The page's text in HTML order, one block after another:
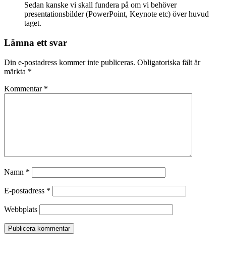
Sedan kanske vi skall fundera på om vi behöver
presentationsbilder (PowerPoint, Keynote etc) över huvud
taget.
Lämna ett svar
Din e-postadress kommer inte publiceras. Obligatoriska fält är
märkta *
Kommentar *
Namn *
E-postadress *
Webbplats